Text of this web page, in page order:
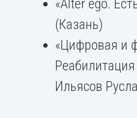
«Alter ego.
(Казань)
«Цифровая и
Реабилитация
Ильясов